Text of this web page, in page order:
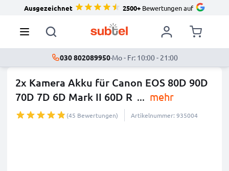
Ausgezeichnet 2500+Bewertungen auf
030 802089950·Mo - Fr: 10:00 - 21:00
2x Kamera Akku für Canon EOS 80D 90D
70D 7D 6D Mark II 60D R ... mehr
(45 Bewertungen) Artikelnummer: 935004